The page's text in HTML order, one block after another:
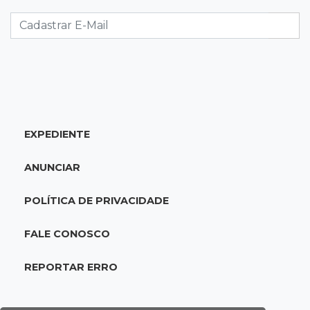
trânsito vai ter que pagar R$ 5 mil
16:07Crime em maio
no Taveirópolis
15:53 Feriadão
Justiça suspende expediente por dois dias e
EXPEDIENTE
ANUNCIAR
POLÍTICA DE PRIVACIDADE
FALE CONOSCO
REPORTAR ERRO